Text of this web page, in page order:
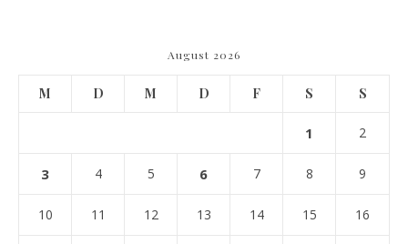
August 2026
M D M D F S S
1 2
3 4 5 6 7 8 9
10 11 12 13 14 15 16